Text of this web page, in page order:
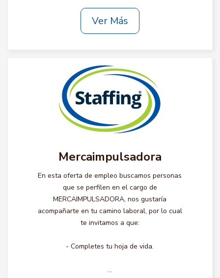
Ver Más
Mercaimpulsadora
En esta oferta de empleo buscamos personas
que se perfilen en el cargo de
MERCAIMPULSADORA, nos gustaría
acompañarte en tu camino laboral, por lo cual
te invitamos a que:
- Completes tu hoja de vida.
...